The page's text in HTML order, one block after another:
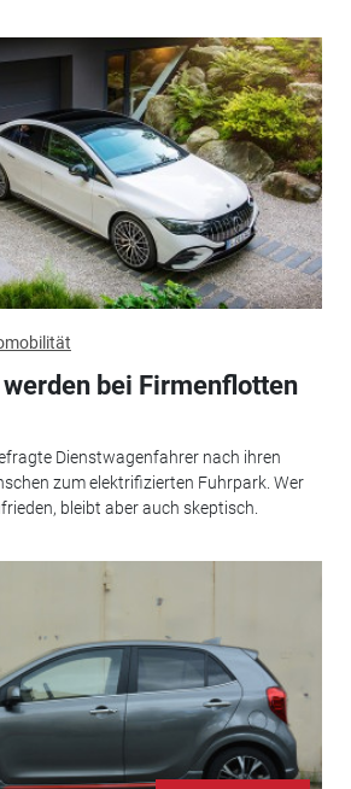
bei Firmenflotten
Dienstwagenfahrer nach ihren
zum elektrifizierten Fuhrpark. Wer
bleibt aber auch skeptisch.